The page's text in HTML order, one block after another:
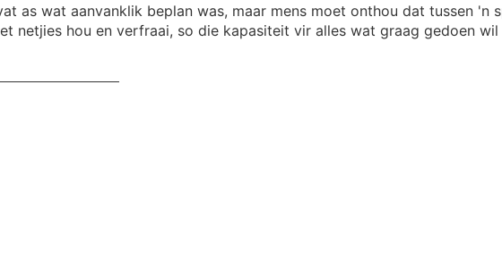
as wat aanvanklik beplan was, maar mens moet onthou dat tussen 'n
netjies hou en verfraai, so die kapasiteit vir alles wat graag gedoen